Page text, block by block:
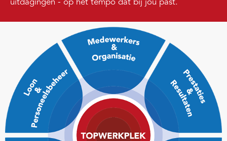
uitdagingen - op het tempo dat bij jou past.